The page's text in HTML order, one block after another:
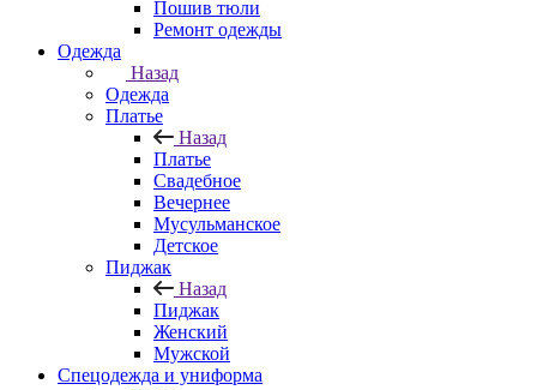
Пошив тюли
Ремонт одежды
Одежда
Назад
Одежда
Платье
Назад
Платье
Свадебное
Вечернее
Мусульманское
Детское
Пиджак
Назад
Пиджак
Женский
Мужской
Спецодежда и униформа